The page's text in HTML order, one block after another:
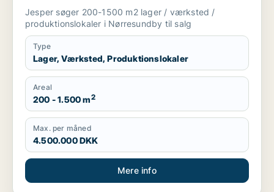
Jesper søger 200-1500 m2 lager / værksted /
produktionslokaler i Nørresundby til salg
Type
Lager, Værksted, Produktionslokaler
Areal
200 - 1.500 m2
Max. per måned
4.500.000 DKK
Mere info